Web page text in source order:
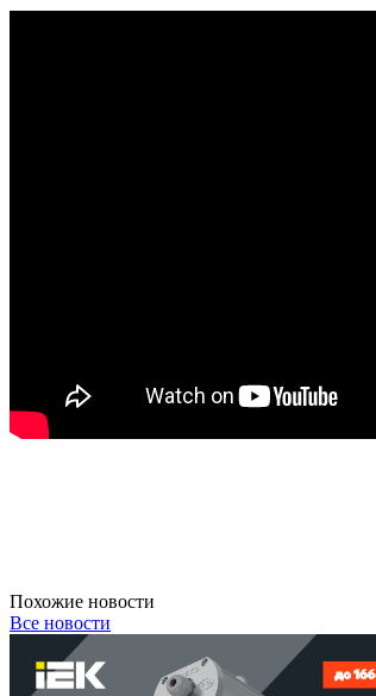
Похожие новости
Все новости